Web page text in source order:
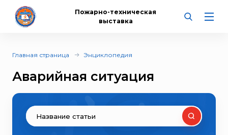
Пожарно-техническая
выставка
Главная страница Энциклопедия
Аварийная ситуация